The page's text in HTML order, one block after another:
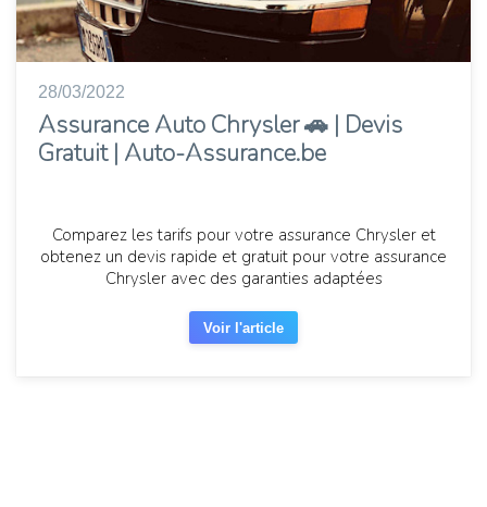
28/03/2022
Assurance Auto Chrysler 🚗 | Devis
Gratuit | Auto-Assurance.be
Comparez les tarifs pour votre assurance Chrysler et
obtenez un devis rapide et gratuit pour votre assurance
Chrysler avec des garanties adaptées
Voir l'article